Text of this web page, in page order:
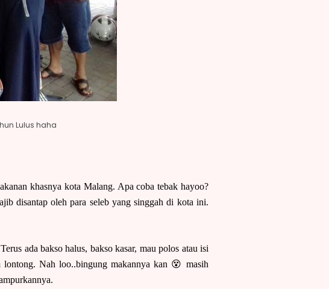
Lulus haha
khasnya kota Malang. Apa coba tebak hayoo?
disantap oleh para seleb yang singgah di kota ini.
ada bakso halus, bakso kasar, mau polos atau isi
Nah loo..bingung makannya kan 😵 masih